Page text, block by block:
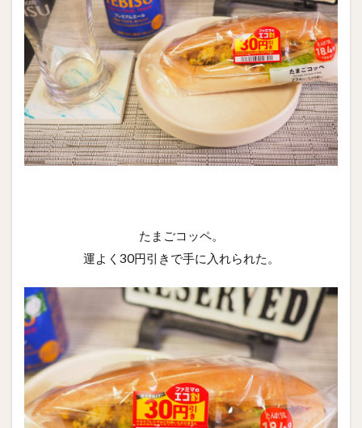
たまごコッペ。
運よく30円引きで手に入れられた。